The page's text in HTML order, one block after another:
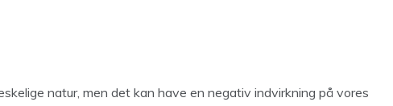
natur, men det kan have en negativ indvirkning på vores